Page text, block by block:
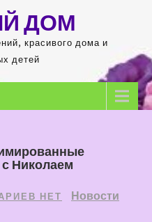
ДОМ
красивого дома и
детей
Николаем
НЕТ
Новости